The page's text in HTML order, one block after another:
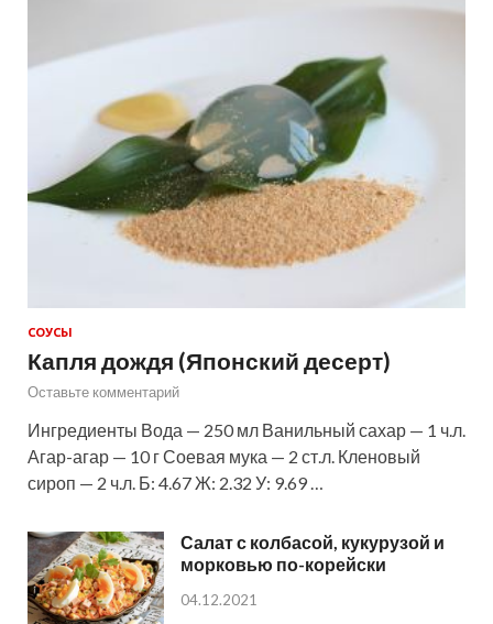
СОУСЫ
Капля дождя (Японский десерт)
Оставьте комментарий
Ингредиенты Вода — 250 мл Ванильный сахар — 1 ч.л.
Агар-агар — 10 г Соевая мука — 2 ст.л. Кленовый
сироп — 2 ч.л. Б: 4.67 Ж: 2.32 У: 9.69 …
Салат с колбасой, кукурузой и
морковью по-корейски
04.12.2021